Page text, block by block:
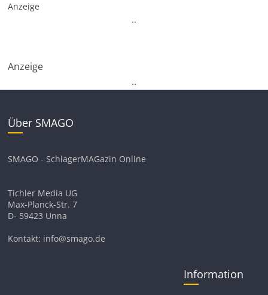
Anzeige
..
Anzeige
..
Über SMAGO
SMAGO - SchlagerMAGazin Online
Tichler Media UG
Max-Planck-Str. 7
D- 59423 Unna
Kontakt: info@smago.de
Information